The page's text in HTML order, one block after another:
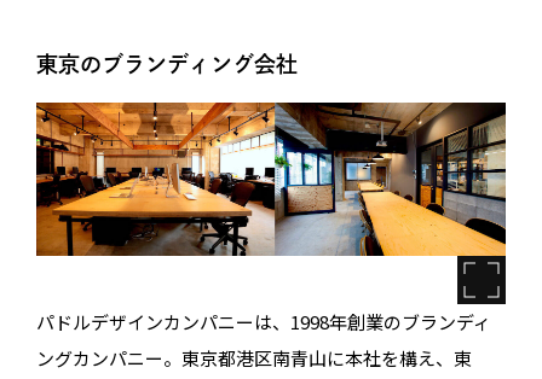
東京のブランディング会社
パドルデザインカンパニーは、1998年創業のブランディ
ングカンパニー。東京都港区南青山に本社を構え、東